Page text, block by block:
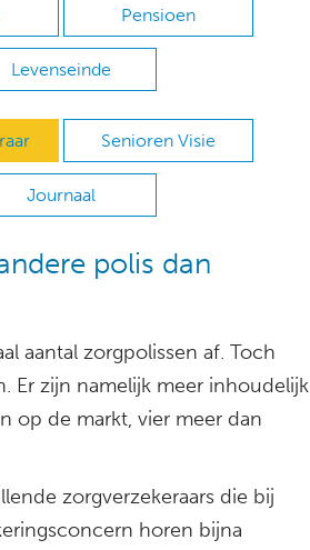
Pensioen
Levenseinde
Senioren Visie
Journaal
polis dan
aantal zorgpolissen af. Toch
Er zijn namelijk meer inhoudelijk
op de markt, vier meer dan
zorgverzekeraars die bij
horen bijna